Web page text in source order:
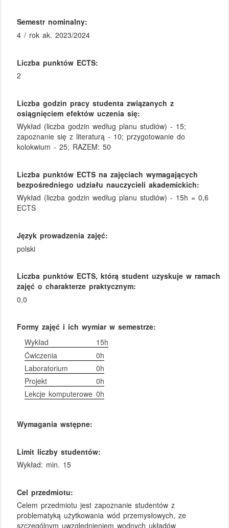
Semestr nominalny:
4 / rok ak. 2023/2024
Liczba punktów ECTS:
2
Liczba godzin pracy studenta związanych z
osiągnięciem efektów uczenia się:
Wykład (liczba godzin według planu studiów) - 15;
zapoznanie się z literaturą - 10; przygotowanie do
kolokwium - 25; RAZEM: 50
Liczba punktów ECTS na zajęciach wymagających
bezpośredniego udziału nauczycieli akademickich:
Wykład (liczba godzin według planu studiów) - 15h = 0,6
ECTS
Język prowadzenia zajęć:
polski
Liczba punktów ECTS, którą student uzyskuje w ramach
zajęć o charakterze praktycznym:
0,0
Formy zajęć i ich wymiar w semestrze:
Wykład
15h
Ćwiczenia
0h
Laboratorium
0h
Projekt
0h
Lekcje komputerowe 0h
Wymagania wstępne:
Limit liczby studentów:
Wykład: min. 15
Cel przedmiotu:
Celem przedmiotu jest zapoznanie studentów z
problematyką użytkowania wód przemysłowych, ze
szczególnym uwzględnieniem wodnych układów